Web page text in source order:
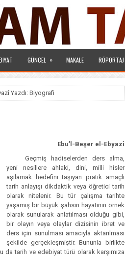
GÜNCEL » MAKALE RÖPORTAJ
Yazdı: Biyografi
Ebu’l-Beşer el-Ebyazî
Geçmiş hadiselerden
ders alma,
yeni nesillere ahlaki, dini, milli hisler
aşılamak hedefini taşıyan pratik amaçlı
tarih anlayışı dikdaktik veya öğretici tarih
olarak nitelenir. Bu tür çalışma tarihte
yaşamış bir büyük şahsın hayatının örnek
olarak sunularak anlatılması olduğu gibi,
bir olayın veya olaylar dizisinin ibret ve
ders için sunulması amacıyla aktarılması
şekilde gerçekleşmiştir. Bununla birlikte
da tarih ve edebiyat türü olarak karşımıza